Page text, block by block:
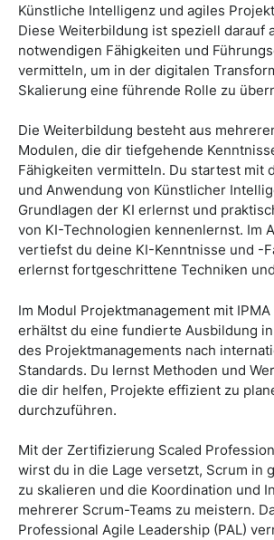
Künstliche Intelligenz und agiles
Diese Weiterbildung ist speziell darauf
notwendigen Fähigkeiten und
vermitteln, um in der digitalen
Skalierung eine führende Rolle zu
Die Weiterbildung besteht aus
Modulen, die dir tiefgehende
Fähigkeiten vermitteln. Du startest mit
und Anwendung von Künstlicher
Grundlagen der KI erlernst und
von KI-Technologien kennenlernst. Im
vertiefst du deine KI-Kenntnisse und -
erlernst fortgeschrittene Techniken
Im Modul Projektmanagement mit IPMA
erhältst du eine fundierte Ausbildung
des Projektmanagements nach
Standards. Du lernst Methoden und
die dir helfen, Projekte effizient zu
durchzuführen.
Mit der Zertifizierung Scaled
wirst du in die Lage versetzt, Scrum in
zu skalieren und die Koordination und
mehrerer Scrum-Teams zu meistern.
Professional Agile Leadership (PAL)